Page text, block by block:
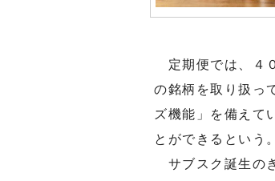
定期便では、４
の銘柄を取り扱っ
ズ機能」を備えて
とができるという。
サブスク誕生の